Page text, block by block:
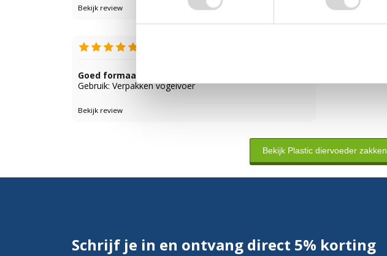
Bekijk review Bekijk review
Goed formaat voor 5 kg
Gebruik: Verpakken vogelvoer
Bekijk review
Bekijk Plastic diervoeder zakken
Schrijf je in en ontvang direct 5% korting